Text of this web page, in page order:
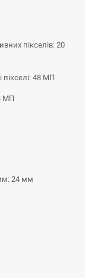
пікселів: 20
пікселі: 48 МП
МП
24 мм